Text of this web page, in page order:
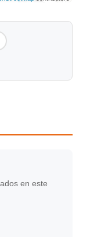
en este